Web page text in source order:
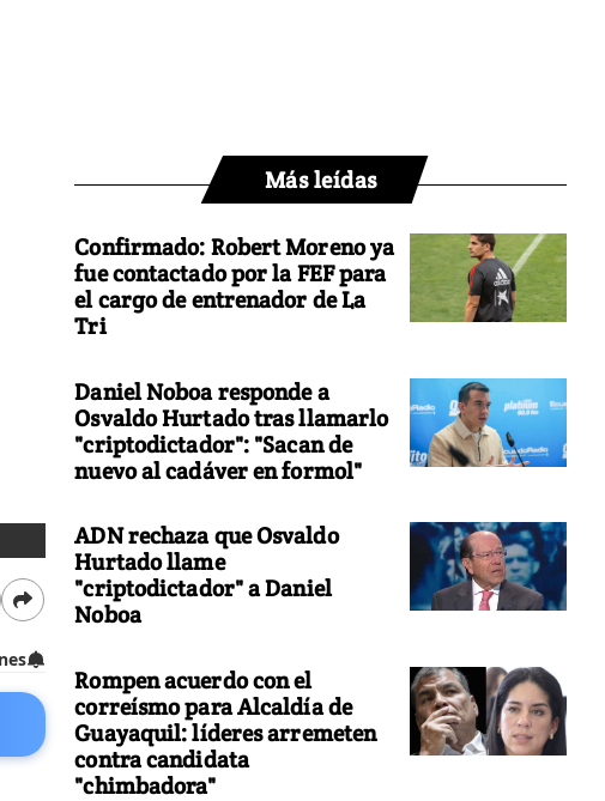
Más leídas
Confirmado: Robert Moreno ya
fue contactado por la FEF para
el cargo de entrenador de La
Tri
Daniel Noboa responde a
Osvaldo Hurtado tras llamarlo
"criptodictador": "Sacan de
nuevo al cadáver en formol"
ADN rechaza que Osvaldo
Hurtado llame
"criptodictador" a Daniel
Noboa
Rompen acuerdo con el
correísmo para Alcaldía de
Guayaquil: líderes arremeten
contra candidata
"chimbadora"